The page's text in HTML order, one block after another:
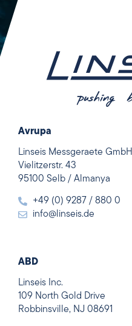
Avrupa
Linseis Messgeraete GmbH
Vielitzerstr. 43
95100 Selb / Almanya
+49 (0) 9287 / 880 0
info@linseis.de
ABD
Linseis Inc.
109 North Gold Drive
Robbinsville, NJ 08691